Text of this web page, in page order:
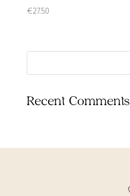
€27.50
Recent Comments